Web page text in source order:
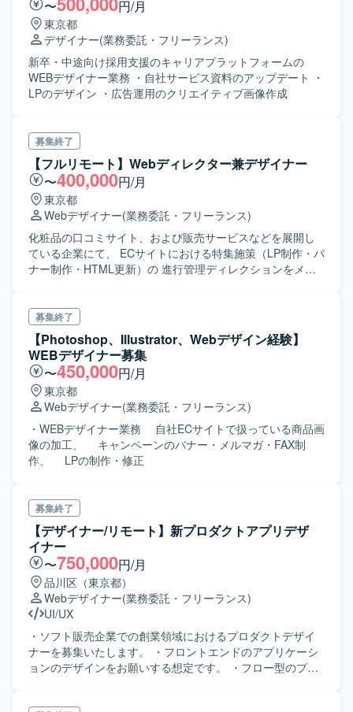
す。 【開発環境】 TypeScriptを中心としたモダンなWebア
プリケーション開発環境にて、Claude CodeやCursorなど
のAI開発ツールを活用しながらプロダクト開発を行ってい
ただきます。
〜
円/月
東京都
デザイナー(業務委託・フリーランス)
新卒・中途向け採用支援のキャリアプラットフォームの
WEBデザイナー業務 ・自社サービス資料のアップデート ・
LPのデザイン ・広告運用のクリエイティブ画像作成
募集終了
【フルリモート】Webディレクター兼デザイナー
〜400,000円/月
東京都
Webデザイナー(業務委託・フリーランス)
化粧品の口コミサイト、および販売サービスなどを展開し
ている企業にて、 ECサイトにおける特集施策（LP制作・バ
ナー制作・HTML更新）の 進行管理ディレクションをメイ
んでデザイナーを 何名か管理していただくことも想定して
います。
募集終了
【Photoshop、Illustrator、Webデザイン経験】
WEBデザイナー募集
〜450,000円/月
東京都
Webデザイナー(業務委託・フリーランス)
・WEBデザイナー業務 自社ECサイトで扱っている商品画
像の加工、 キャンペーンのバナー・メルマガ・FAX制
作、 LPの制作・修正
募集終了
【デザイナー/リモート】新プロダクトアプリデザ
イナー
〜750,000円/月
品川区（東京都）
Webデザイナー(業務委託・フリーランス)
UI/UX
・ソフト販売企業での創業領域におけるプロダクトデザイ
ナーを募集いたします。 ・フロントエンドのアプリケーシ
ョンのデザインをお願いする想定です。 ・フロー型のプロ